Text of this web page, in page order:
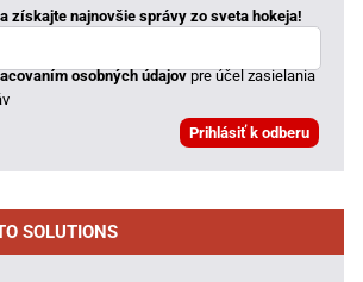
získajte najnovšie správy zo sveta hokeja!
osobných údajovpre účel zasielania
SOLUTIONS